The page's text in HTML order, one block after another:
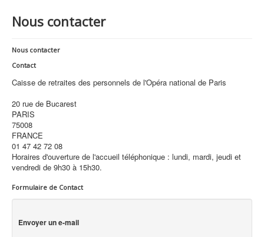
Nous contacter
Nous contacter
Contact
Caisse de retraites des personnels de l'Opéra national de Paris
20 rue de Bucarest
PARIS
75008
FRANCE
01 47 42 72 08
Horaires d'ouverture de l'accueil téléphonique : lundi, mardi, jeudi et
vendredi de 9h30 à 15h30.
Formulaire de Contact
Envoyer un e-mail